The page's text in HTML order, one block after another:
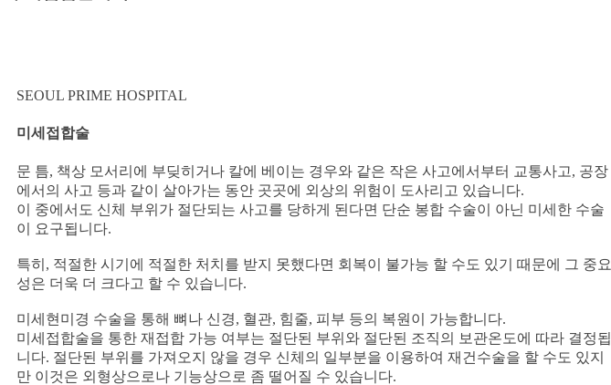
SEOUL PRIME HOSPITAL
미세접합술
문 틈, 책상 모서리에 부딪히거나 칼에 베이는 경우와 같은 작은 사고에서부터 교통사고, 공장
에서의 사고 등과 같이 살아가는 동안 곳곳에 외상의 위험이 도사리고 있습니다.
이 중에서도 신체 부위가 절단되는 사고를 당하게 된다면 단순 봉합 수술이 아닌 미세한 수술
이 요구됩니다.
특히, 적절한 시기에 적절한 처치를 받지 못했다면 회복이 불가능 할 수도 있기 때문에 그 중요
성은 더욱 더 크다고 할 수 있습니다.
미세현미경 수술을 통해 뼈나 신경, 혈관, 힘줄, 피부 등의 복원이 가능합니다.
미세접합술을 통한 재접합 가능 여부는 절단된 부위와 절단된 조직의 보관온도에 따라 결정됩
니다. 절단된 부위를 가져오지 않을 경우 신체의 일부분을 이용하여 재건수술을 할 수도 있지
만 이것은 외형상으로나 기능상으로 좀 떨어질 수 있습니다.